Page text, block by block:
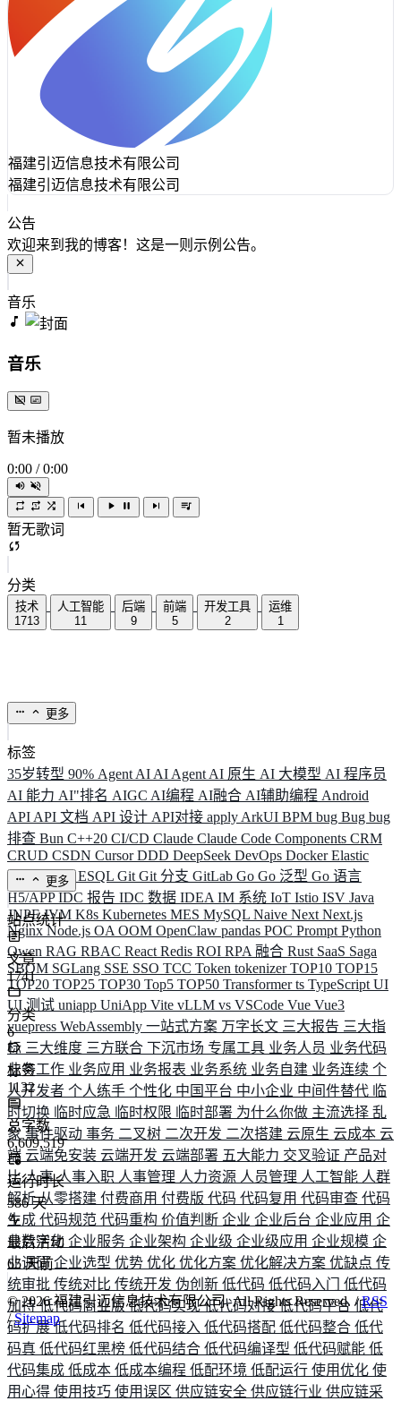
福建引迈信息技术有限公司
福建引迈信息技术有限公司
公告
欢迎来到我的博客！这是一则示例公告。
音乐
音乐
暂未播放
0:00 / 0:00
暂无歌词
分类
技术
1713
人工智能
11
后端
9
前端
5
开发工具
2
运维
1
更多
标签
35岁转型 90% Agent AI AI Agent AI 原生 AI 大模型 AI 程序员
AI 能力 AI"排名 AIGC AI编程 AI融合 AI辅助编程 Android
API API 文档 API 设计 API对接 apply ArkUI BPM bug Bug bug
排查 Bun C++20 CI/CD Claude Claude Code Components CRM
CRUD CSDN CursorDDD DeepSeek DevOps DockerElastic
ELK ElysiaESQL Git Git 分支 GitLab Go Go 泛型 Go 语言
H5/APPIDC 报告 IDC 数据 IDEA IM 系统 IoT Istio ISV Java
JNPFJVM K8s Kubernetes MES MySQL Naive Next Next.js
NginxNode.js OA OOM OpenClaw pandas POC Prompt Python
Qwen RAG RBAC React Redis ROI RPA 融合 Rust SaaS Saga
SBOM SGLang SSE SSO TCC Token tokenizerTOP10 TOP15
TOP20 TOP25 TOP30 Top5 TOP50 Transformerts TypeScript UI
UI 测试 uniapp UniApp Vite vLLM vs VSCode Vue Vue3
vuepress WebAssembly 一站式方案 万字长文 三大报告 三大指
标 三大维度 三方联合 下沉市场 专属工具 业务人员 业务代码
业务工作 业务应用 业务报表 业务系统 业务自建 业务连续 个
人开发者 个人练手 个性化 中国平台 中小企业 中间件替代 临
时切换 临时应急 临时权限 临时部署 为什么你做 主流选择 乱
象 事件驱动 事务 二叉树 二次开发 二次搭建 云原生 云成本 云
端 云端免安装 云端开发 云端部署 五大能力 交叉验证 产品对
比人事人事入职 人事管理 人力资源 人员管理 人工智能 人群
解析从零搭建 付费商用 付费版 代码 代码复用 代码审查 代码
生成 代码规范 代码重构 价值判断 企业 企业后台 企业应用 企
业数字化 企业服务 企业架构 企业级 企业级应用 企业规模 企
业调研企业选型 优势 优化 优化方案 优化解决方案 优缺点 传
统审批 传统对比 传统开发 伪创新 低代码 低代码入门 低代码
加持低代码商业版低代码实现低代码对接低代码平台 低代
码扩展低代码排名 低代码接入 低代码搭配 低代码整合 低代
码真 低代码红黑榜 低代码结合 低代码编译型 低代码赋能 低
代码集成 低成本 低成本编程 低配环境 低配运行 使用优化 使
用心得 使用技巧 使用误区 供应链安全 供应链行业 供应链采
更多
站点统计
文章
1741
分类
6
标签
1132
总字数
6,609,519
运行时长
586 天
最后活动
65 天前
©2026福建引迈信息技术有限公司. All Rights Reserved. /RSS
/Sitemap